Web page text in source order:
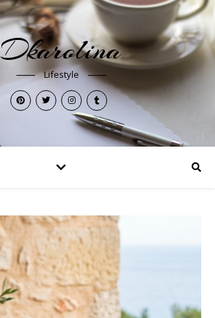
Dkarolina
Lifestyle